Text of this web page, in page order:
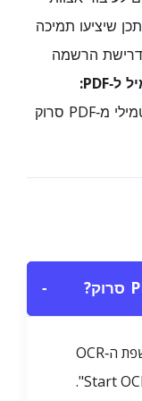
שיציעו תמיכה
דרישת הרשמה
כשצריך חילוץ מהיר של טקסט טמילי מ‑PDF סרוק
−
מעלים את קובץ ה‑PDF, מגדירים את שפת ה‑OCR
כ‑Tamil, בוחרים עמוד ולוחצים על "Start OCR".